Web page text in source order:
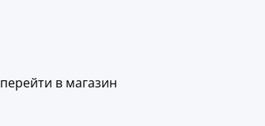
перейти в магазин